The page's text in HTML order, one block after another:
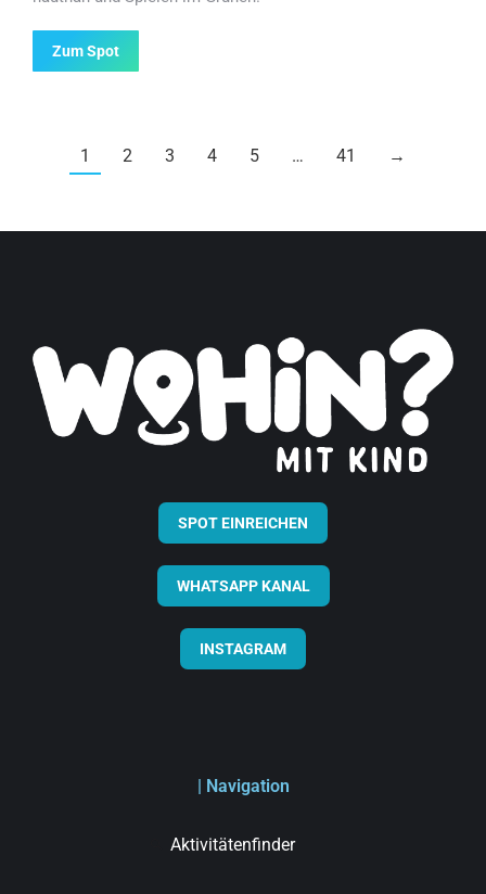
Zum Spot
1 2 3 4 5 … 41 →
SPOT EINREICHEN
WHATSAPP KANAL
INSTAGRAM
| Navigation
Aktivitätenfinder